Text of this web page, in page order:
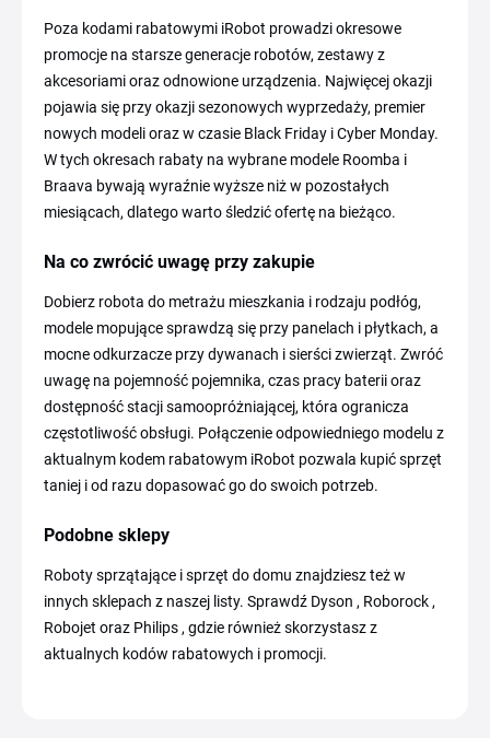
Poza kodami rabatowymi iRobot prowadzi okresowe
promocje na starsze generacje robotów, zestawy z
akcesoriami oraz odnowione urządzenia. Najwięcej okazji
pojawia się przy okazji sezonowych wyprzedaży, premier
nowych modeli oraz w czasie Black Friday i Cyber Monday.
W tych okresach rabaty na wybrane modele Roomba i
Braava bywają wyraźnie wyższe niż w pozostałych
miesiącach, dlatego warto śledzić ofertę na bieżąco.
Na co zwrócić uwagę przy zakupie
Dobierz robota do metrażu mieszkania i rodzaju podłóg,
modele mopujące sprawdzą się przy panelach i płytkach, a
mocne odkurzacze przy dywanach i sierści zwierząt. Zwróć
uwagę na pojemność pojemnika, czas pracy baterii oraz
dostępność stacji samoopróżniającej, która ogranicza
częstotliwość obsługi. Połączenie odpowiedniego modelu z
aktualnym kodem rabatowym iRobot pozwala kupić sprzęt
taniej i od razu dopasować go do swoich potrzeb.
Podobne sklepy
Roboty sprzątające i sprzęt do domu znajdziesz też w
innych sklepach z naszej listy. Sprawdź Dyson , Roborock ,
Robojet oraz Philips , gdzie również skorzystasz z
aktualnych kodów rabatowych i promocji.